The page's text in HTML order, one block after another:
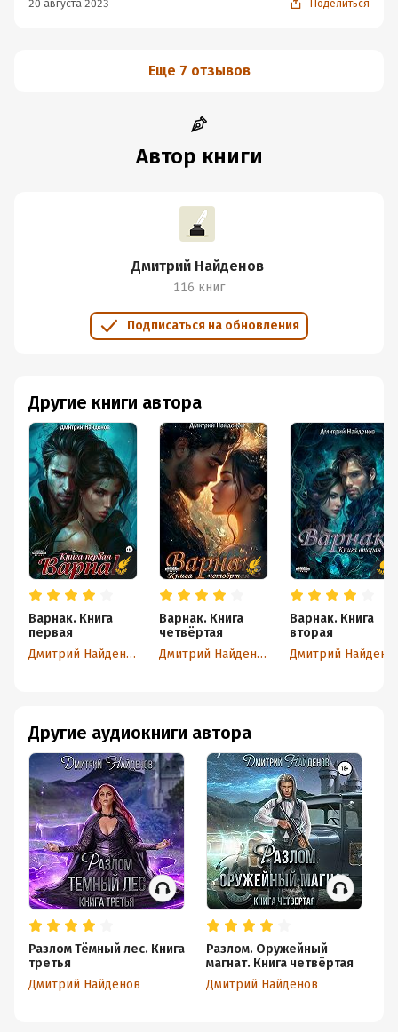
20 августа 2023 Поделиться
Еще 7 отзывов
Автор книги
Дмитрий Найденов
116 книг
Подписаться на обновления
Другие книги автора
Варнак. Книга
первая
Дмитрий Найденов
Варнак. Книга
четвёртая
Дмитрий Найденов
Варнак. Книга
вторая
Другие аудиокниги автора
Разлом Тёмный лес. Книга
третья
Дмитрий Найденов
Разлом. Оружейный
магнат. Книга четвёртая
Дмитрий Найденов